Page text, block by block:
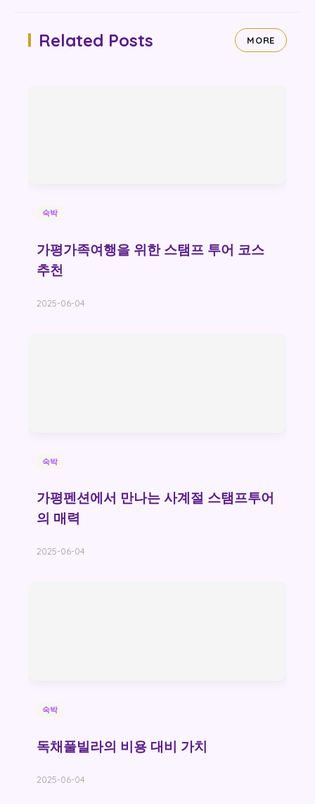
Related Posts MORE
숙박
가평가족여행을 위한 스탬프 투어 코스
추천
2025-06-04
숙박
가평펜션에서 만나는 사계절 스탬프투어
의 매력
2025-06-04
숙박
독채풀빌라의 비용 대비 가치
2025-06-04